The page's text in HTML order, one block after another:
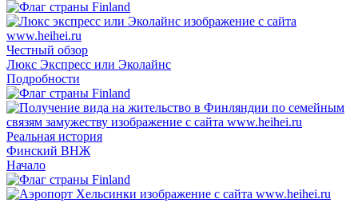
Честный обзор
Люкс Экспресс или Эколайнс
Подробности
Реальная история
Финский ВНЖ
Начало